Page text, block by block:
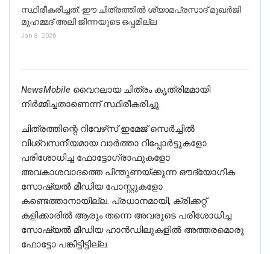
സ്ഥിരീകരിച്ചത്: ഈ ചിത്രത്തില്‍ ശ്യാമപ്രസാദ് മുഖര്‍ജി
മുഹമ്മദ് അലി ജിന്നയുടെ ഒപ്പമില്ല
Jan 8, 2026
NewsMobile വൈറലായ ചിത്രം കൃത്രിമമായി
നിര്‍മ്മിച്ചതാണെന്ന് സ്ഥിരീകരിച്ചു.
ചിത്രത്തിന്റെ റിവേഴ്‌സ് ഇമേജ് സെർച്ചിൽ
വിശ്വസനീയമായ വാർത്താ റിപ്പോർട്ടുകളോ
പരിശോധിച്ച ഫോട്ടോഗ്രാഫുകളോ
അവകാശവാദത്തെ പിന്തുണയ്ക്കുന്ന ഔദ്യോഗിക
സോഷ്യൽ മീഡിയ പോസ്റ്റുകളോ
കണ്ടെത്താനായില്ല. പ്രധാനമായി, ക്രിക്കറ്റ്
കളിക്കാരിൽ ആരും തന്നെ അവരുടെ പരിശോധിച്ച
സോഷ്യൽ മീഡിയ ഹാൻഡിലുകളിൽ അത്തരമൊരു
ഫോട്ടോ പങ്കിട്ടിട്ടില്ല.